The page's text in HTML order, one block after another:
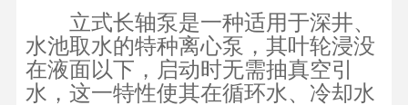
立式长轴泵是一种适用于深井、
水池取水的特种离心泵，其叶轮浸没
在液面以下，启动时无需抽真空引
水，这一特性使其在循环水、冷却水